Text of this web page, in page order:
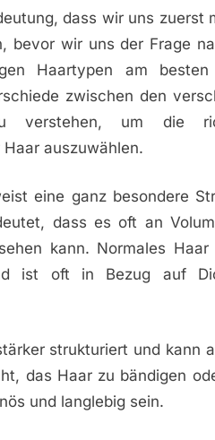
dass wir uns zuerst
bevor wir uns der Frage
Haartypen am
zwischen den
um die
auszuwählen.
eine ganz besondere
dass es oft an
kann. Normales
ist oft in Bezug auf
strukturiert und kann
das Haar zu bändigen
und langlebig sein.